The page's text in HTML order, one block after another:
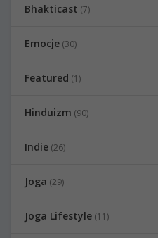
Bhakticast (7)
Emocje(30)
Featured (1)
Hinduizm (90)
Indie(26)
Joga (29)
Joga Lifestyle(11)